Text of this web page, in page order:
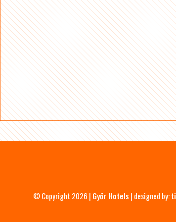
© Copyright 2026 | Győr Hotels | designed by: